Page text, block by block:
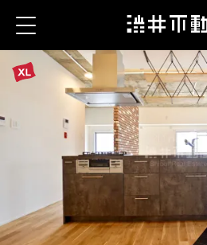
お気に入り物件
ブログ
サービス内容
渋井不動産のメンバー